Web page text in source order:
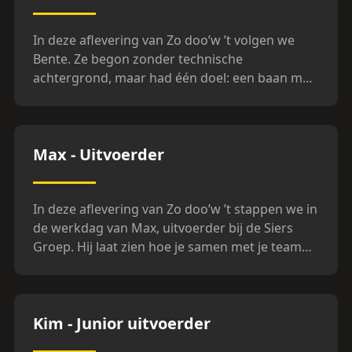
verantwoordelijkheid en liefde voor het vak. Zo
doo'w 't. Met Branco.
In deze aflevering van Zo doo’w ’t volgen we
Bente. Ze begon zonder technische
achtergrond, maar had één doel: een baan met
route binnen het bedrijf én langs de
onder de grond beginnen – maar boven de
grond het verschil maken. Zo doo'w 't. Met
Bente.
Aflevering4
Max - Uitvoerder
In deze aflevering van Zo doo’w ’t stappen we in
de werkdag van Max, uitvoerder bij de Siers
Groep. Hij laat zien hoe je samen met je team
afstemming en plezier op de werkvloer. Max
Aflevering5
Kim - Junior uitvoerder